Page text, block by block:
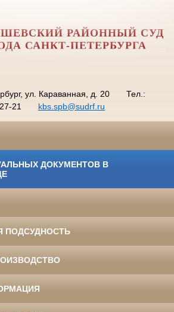
РАЙОННЫЙ СУД
САНКТ-ПЕТЕРБУРГА
ул. Караванная, д. 20
Тел.:
21
kbs.spb@sudrf.ru
ДОКУМЕНТОВ В
ПОДСУДНОСТЬ